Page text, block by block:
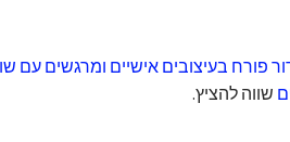
פורח בעיצובים אישיים ומרגשים עם
שווה להציץ.